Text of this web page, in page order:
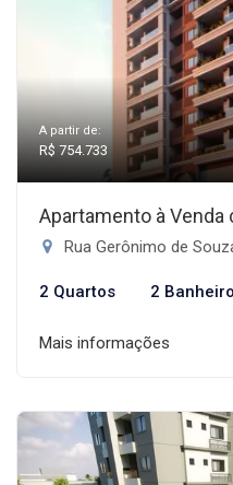
A partir de:
R$ 754.733
Apartamento à Venda
Rua Gerônimo de
2 Quartos 2
Mais informações